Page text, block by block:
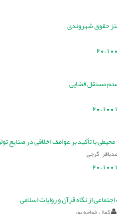
حقوق شهروندی
مستقل قضایی
با تأکید بر عواطف اخلاقی در صنایع
گرجی
از نگاه قرآن و روایات اسلامی